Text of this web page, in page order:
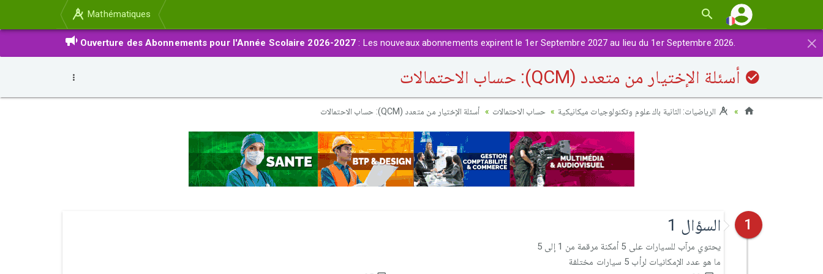
Mathématiques
×
Ouverture des Abonnements pour l'Année Scolaire 2026-2027 : Les nouveaux abonnements expirent le 1er Septembre 2027 au lieu du 1er Septembre 2026.
أسئلة الإختيار من متعدد (QCM): حساب الاحتمالات
الرياضيات: الثانية باك علوم وتكنولوجيات ميكانيكية حساب الاحتمالات أسئلة الإختيار من متعدد (QCM): حساب الاحتمالات
1 السؤال 1
يحتوي مرآب للسيارات على 5 أمكنة مرقمة من 1 إلى 5
ما هو عدد الإمكانيات لرأب 5 سيارات مختلفة